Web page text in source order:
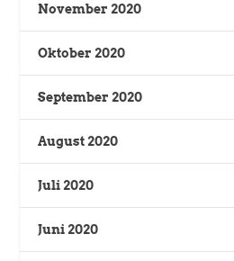
November 2020
Oktober 2020
September 2020
August 2020
Juli 2020
Juni 2020